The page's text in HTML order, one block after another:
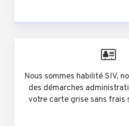
Nous sommes habilité SIV,
des démarches
votre carte grise sans frais